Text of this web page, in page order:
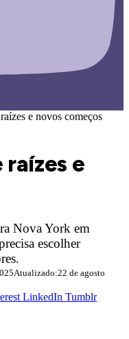
e novos começos
e
Nova York em
escolher
Atualizado:22 de agosto
LinkedIn Tumblr